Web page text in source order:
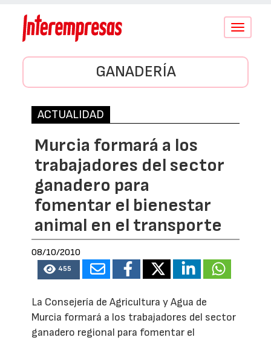
Conmutar
GANADERÍA
ACTUALIDAD
Murcia formará a los
trabajadores del sector
ganadero para
fomentar el bienestar
animal en el transporte
08/10/2010
455
La Consejería de Agricultura y Agua de
Murcia formará a los trabajadores del sector
ganadero regional para fomentar el